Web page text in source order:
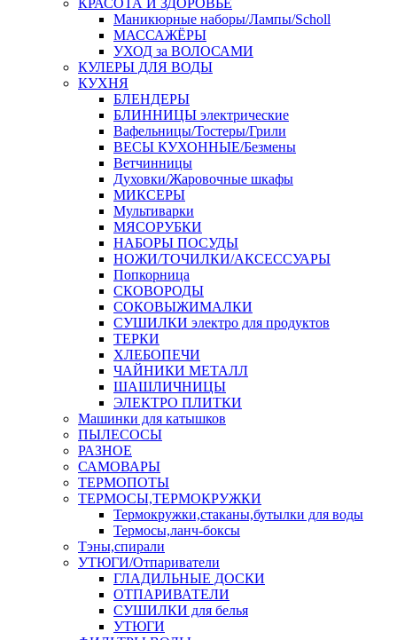
КРАСОТА И ЗДОРОВЬЕ
Маникюрные наборы/Лампы/Scholl
МАССАЖЁРЫ
УХОД за ВОЛОСАМИ
КУЛЕРЫ ДЛЯ ВОДЫ
КУХНЯ
БЛЕНДЕРЫ
БЛИННИЦЫ электрические
Вафельницы/Тостеры/Грили
ВЕСЫ КУХОННЫЕ/Безмены
Ветчинницы
Духовки/Жаровочные шкафы
МИКСЕРЫ
Мультиварки
МЯСОРУБКИ
НАБОРЫ ПОСУДЫ
НОЖИ/ТОЧИЛКИ/АКСЕССУАРЫ
Попкорница
СКОВОРОДЫ
СОКОВЫЖИМАЛКИ
СУШИЛКИ электро для продуктов
ТЕРКИ
ХЛЕБОПЕЧИ
ЧАЙНИКИ МЕТАЛЛ
ШАШЛИЧНИЦЫ
ЭЛЕКТРО ПЛИТКИ
Машинки для катышков
ПЫЛЕСОСЫ
РАЗНОЕ
САМОВАРЫ
ТЕРМОПОТЫ
ТЕРМОСЫ,ТЕРМОКРУЖКИ
Термокружки,стаканы,бутылки для воды
Термосы,ланч-боксы
Тэны,спирали
УТЮГИ/Отпариватели
ГЛАДИЛЬНЫЕ ДОСКИ
ОТПАРИВАТЕЛИ
СУШИЛКИ для белья
УТЮГИ